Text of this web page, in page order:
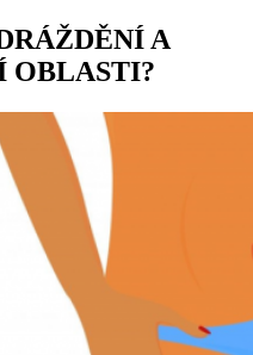
A
OBLASTI?